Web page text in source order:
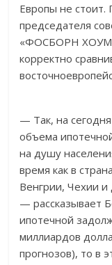
Европы не
председателя
«ФОСБОРН ХОУМ»
корректно
— Так, на
объема
на душу
время как в
Венгрии, Чехии и
— рассказывает
ипотечной
миллиардов
прогнозов), то в